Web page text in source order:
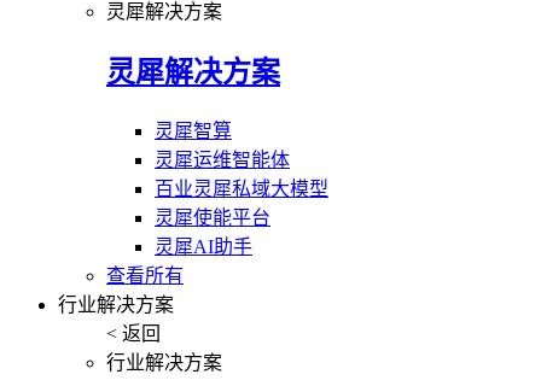
灵犀解决方案
灵犀解决方案
灵犀智算
灵犀运维智能体
百业灵犀私域大模型
灵犀使能平台
灵犀AI助手
查看所有
行业解决方案
< 返回
行业解决方案